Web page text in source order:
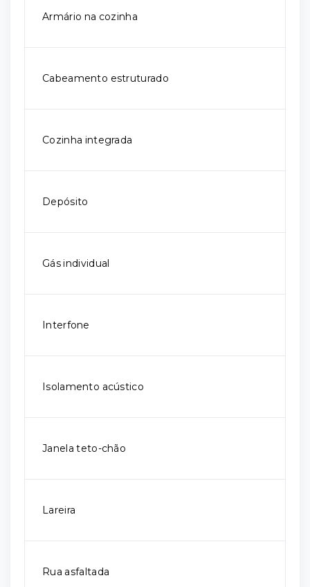
Armário na cozinha
Cabeamento estruturado
Cozinha integrada
Depósito
Gás individual
Interfone
Isolamento acústico
Janela teto-chão
Lareira
Rua asfaltada